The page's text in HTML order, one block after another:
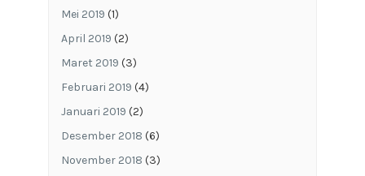
Mei 2019 (1)
April 2019 (2)
Maret 2019 (3)
Februari 2019 (4)
Januari 2019 (2)
Desember 2018 (6)
November 2018 (3)